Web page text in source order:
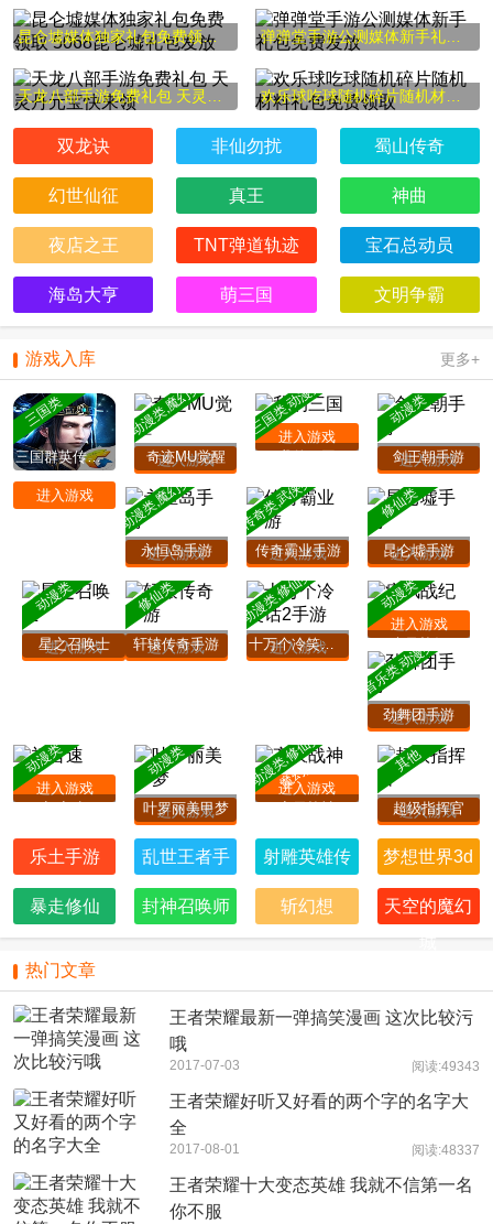
昆仑墟媒体独家礼包免费领取 5068昆仑墟礼包发放 弹弹堂手游公测媒体新手礼包免费发放
天龙八部手游免费礼包 天灵丹元宝快来领 欢乐球吃球随机碎片随机材料礼包免费领取
双龙诀 非仙勿扰 蜀山传奇
幻世仙征 真王 神曲
夜店之王 TNT弹道轨迹 宝石总动员
海岛大亨 萌三国 文明争霸
游戏入库 更多+
三国群英传霸王之业
三国类
进入游戏
奇迹MU觉醒
动漫类,魔幻类
进入游戏
三国类,动漫类
进入游戏
剑王朝手游
动漫类
进入游戏
永恒岛手游
动漫类,魔幻类
进入游戏 传奇霸业手游
传奇类,武侠类
进入游戏 昆仑墟手游
修仙类
进入游戏
星之召唤士
动漫类
进入游戏 轩辕传奇手游
修仙类
进入游戏 十万个冷笑话2手游
动漫类,修仙类
进入游戏
动漫类
进入游戏
劲舞团手游
音乐类,动漫类
进入游戏
动漫类
进入游戏
叶罗丽美甲梦
动漫类
进入游戏
动
漫
类,
修
仙
类,
魔
幻
类
进入游戏
超级指挥官
其他
进入游戏
乐土手游
乱世王者手
游
射雕英雄传
手游
梦想世界3d
暴走修仙 封神召唤师 斩幻想
天空的魔幻
城
热门文章
王者荣耀最新一弹搞笑漫画 这次比较污
哦
2017-07-03 阅读:49343
王者荣耀好听又好看的两个字的名字大
全
2017-08-01 阅读:48337
王者荣耀十大变态英雄 我就不信第一名
你不服